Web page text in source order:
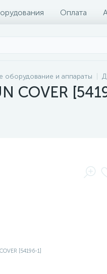
Оплата
оборудование и аппараты
COVER